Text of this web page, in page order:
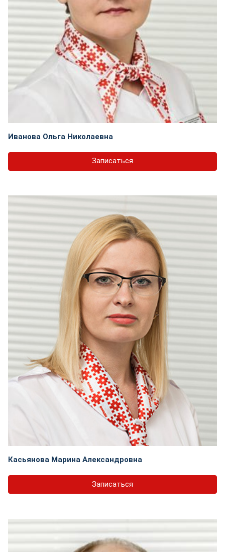
Иванова Ольга Николаевна
Записаться
Касьянова Марина Александровна
Записаться